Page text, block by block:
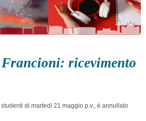
ricevimento
di martedì 21 maggio p.v., è annullato